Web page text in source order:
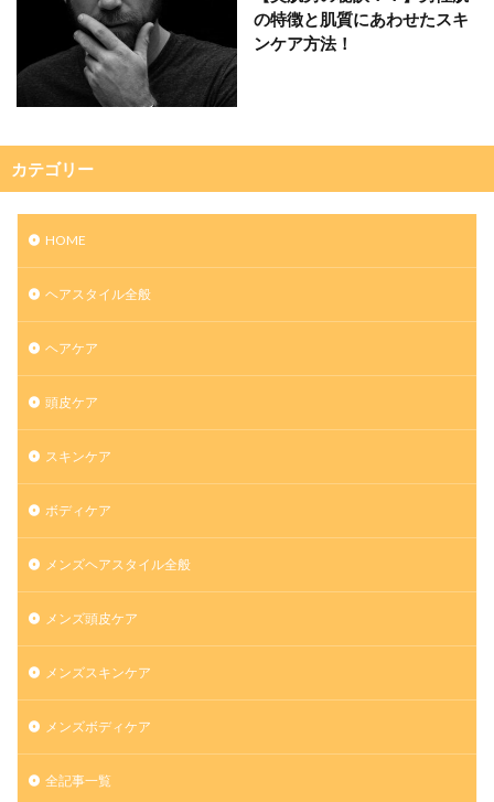
の特徴と肌質にあわせたスキ
ンケア方法！
カテゴリー
HOME
ヘアスタイル全般
ヘアケア
頭皮ケア
スキンケア
ボディケア
メンズヘアスタイル全般
メンズ頭皮ケア
メンズスキンケア
メンズボディケア
全記事一覧